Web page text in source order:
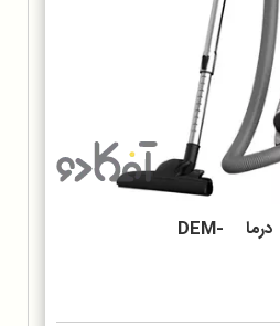
جاروبرقی شیائومی درما DEM-